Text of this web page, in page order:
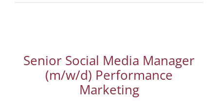
Senior Social Media Manager
(m/w/d) Performance
Marketing